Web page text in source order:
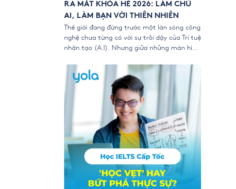
RA MẮT KHÓA HÈ 2026: LÀM CHỦ
AI, LÀM BẠN VỚI THIÊN NHIÊN
Thế giới đang đứng trước một làn sóng công
nghệ chưa từng có với sự trỗi dậy của Trí tuệ
nhân tạo (A.I). Nhưng giữa những màn hình
để trẻ “ngắt kết nối” với vẻ đẹp của thiên
nhiên? 👉 Khóa hè 2026 chính thức […]